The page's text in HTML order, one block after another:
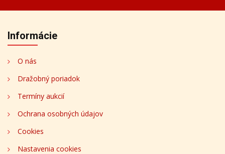
Informácie
O nás
Dražobný poriadok
Termíny aukcií
Ochrana osobných údajov
Cookies
Nastavenia cookies